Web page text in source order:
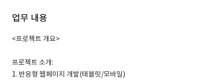
업무 내용
<프로젝트 개요>
프로젝트 소개:
1. 반응형 웹페이지 개발(태블릿/모바일)